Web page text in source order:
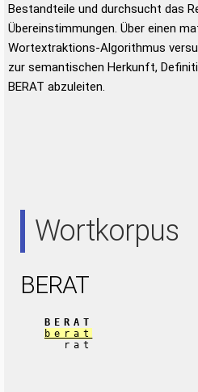
Bestandteile und durchsucht das
Übereinstimmungen. Über einen
Wortextraktions-Algorithmus
zur semantischen Herkunft,
BERAT abzuleiten.
Wortkorpus
BERAT
BERAT
berat
rat